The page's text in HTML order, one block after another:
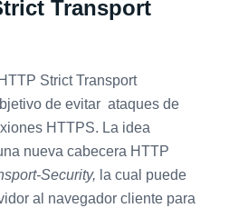
Transport
Strict Transport
de evitar ataques de
HTTPS. La idea
nueva cabecera HTTP
Security, la cual puede
al navegador cliente para